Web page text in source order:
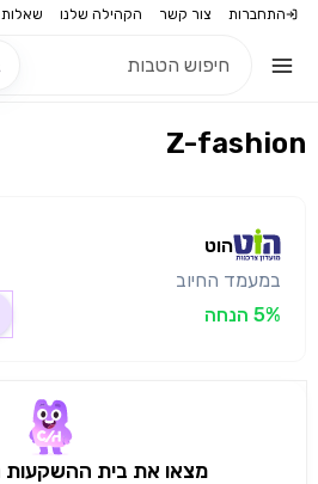
התחברות צור קשר הקהילה שלנו שאלות
Z-fashion
הוט
במעמד החיוב
5% הנחה
מצאו את בית ההשקעות